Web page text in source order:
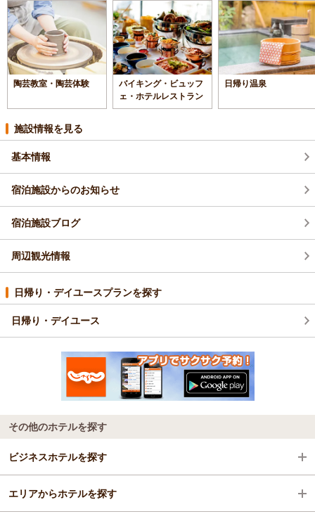
陶芸教室・陶芸体験
バイキング・ビュッフ
ェ・ホテルレストラン
日帰り温泉
施設情報を見る
基本情報
宿泊施設からのお知らせ
宿泊施設ブログ
周辺観光情報
日帰り・デイユースプランを探す
日帰り・デイユース
その他のホテルを探す
ビジネスホテルを探す
京都府
エリアからホテルを探す